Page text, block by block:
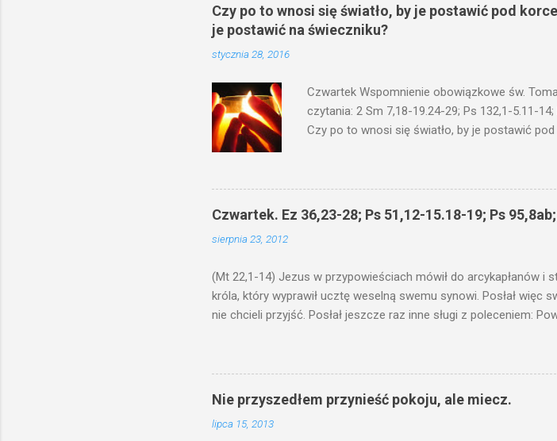
Czy po to wnosi się światło, by je postawić pod
je postawić na świeczniku?
stycznia 28, 2016
Czwartek Wspomnienie obowiązkowe św.
czytania: 2 Sm 7,18-19.24-29; Ps 132,1-5.11-
Czy po to wnosi się światło, by je postawić
niechaj słucha. I mówił im: Uważajcie na to,
odmierzą wam i jeszcze wam dołożą. Bo kto
ma. W dzisiejszym fragmencie z Ewangelii
by je postawić pod korcem lub pod łóżkiem?
Czwartek. Ez 36,23-28; Ps 51,12-15.18-19; Ps
sierpnia 23, 2012
(Mt 22,1-14) Jezus w przypowieściach mówił do arcykapłanów i
króla, który wyprawił ucztę weselną swemu synowi. Posłał więc
nie chcieli przyjść. Posłał jeszcze raz inne sługi z poleceniem:
swoje pole, drugi do swego kupiectwa, a inni pochwycili jego
gniewem. Posłał swe wojska i kazał wytracić owych zabójców,
wprawdzie jest gotowa, lecz zaproszeni nie byli jej godni. Idźcie
których spotkacie. Słudzy ci wyszli na drogi i sprowadzili
biesiadnikami. Wszedł król, żeby się pr...
Nie przyszedłem przynieść pokoju, ale miecz.
lipca 15, 2013